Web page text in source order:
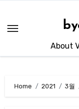
content
About
Home 2021 3월